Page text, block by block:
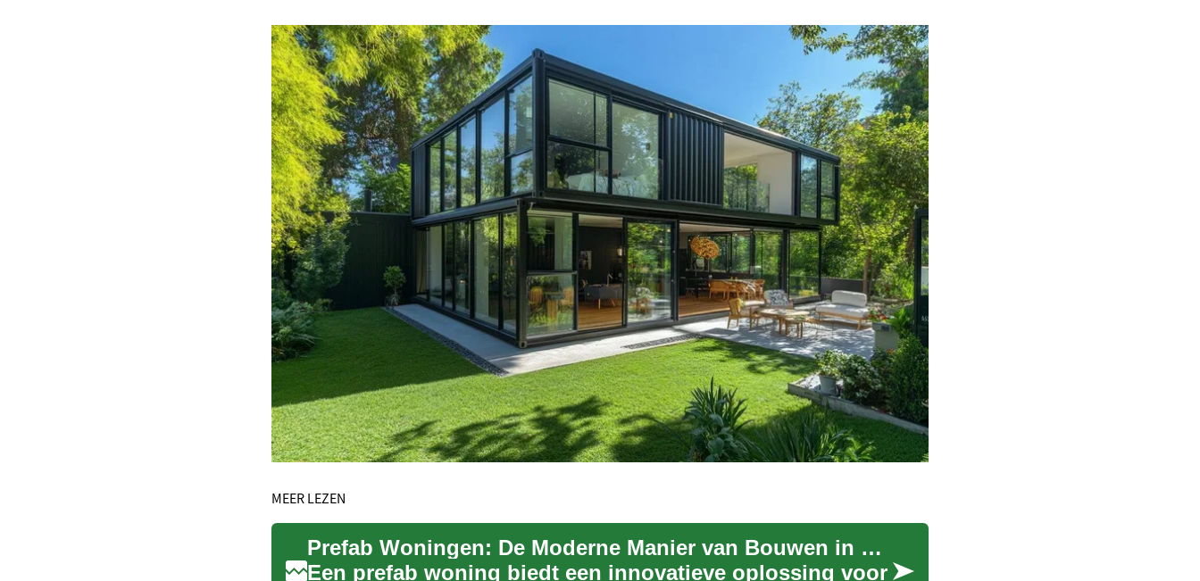
MEER LEZEN
Prefab Woningen: De Moderne Manier van Bouwen in Nederland
Een prefab woning biedt een innovatieve oplossing voor